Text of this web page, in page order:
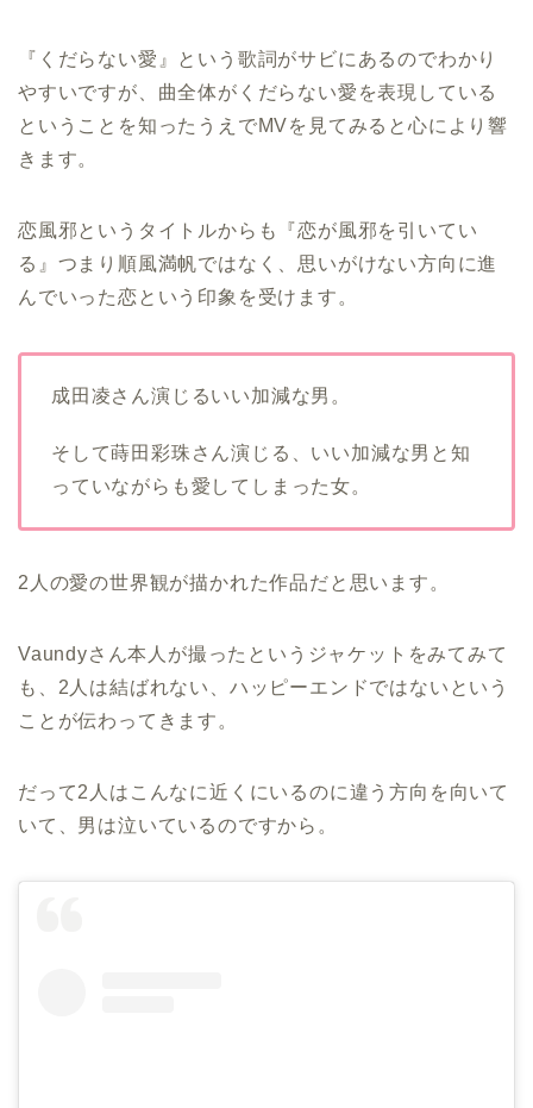
『くだらない愛』という歌詞がサビにあるのでわかり
やすいですが、曲全体がくだらない愛を表現している
ということを知ったうえでMVを見てみると心により響
きます。
恋風邪というタイトルからも『恋が風邪を引いてい
る』つまり順風満帆ではなく、思いがけない方向に進
んでいった恋という印象を受けます。
成田凌さん演じるいい加減な男。
そして蒔田彩珠さん演じる、いい加減な男と知
っていながらも愛してしまった女。
2人の愛の世界観が描かれた作品だと思います。
Vaundyさん本人が撮ったというジャケットをみてみて
も、2人は結ばれない、ハッピーエンドではないという
ことが伝わってきます。
だって2人はこんなに近くにいるのに違う方向を向いて
いて、男は泣いているのですから。